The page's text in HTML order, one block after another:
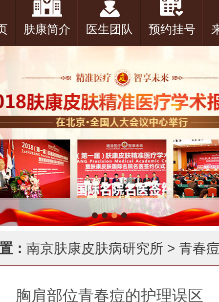
肤康简介 医生团队 预约挂号
： 南京肤康皮肤病研究所 > 青春
胸肩部位青春痘的护理误区